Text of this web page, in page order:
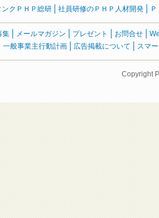
クＰＨＰ総研 社員研修のＰＨＰ人材開発
集 メールマガジン プレゼント お問合せ
一般事業主行動計画 広告掲載について スマ
Copyright